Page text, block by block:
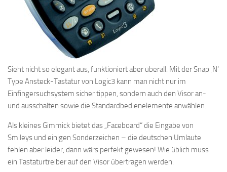
Sieht nicht so elegant aus, funktioniert aber überall. Mit der Snap ‚N‘
Type Ansteck-Tastatur von Logic3 kann man nicht nur im
Einfingersuchsystem sicher tippen, sondern auch den Visor an-
und ausschalten sowie die Standardbedienelemente anwählen.
Als kleines Gimmick bietet das „Faceboard“ die Eingabe von
Smileys und einigen Sonderzeichen – die deutschen Umlaute
fehlen aber leider, dann wärs perfekt gewesen! Wie üblich muss
ein Tastaturtreiber auf den Visor übertragen werden.